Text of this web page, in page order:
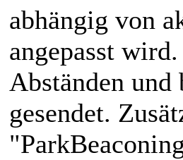
abhängig von
angepasst
Abständen
gesendet.